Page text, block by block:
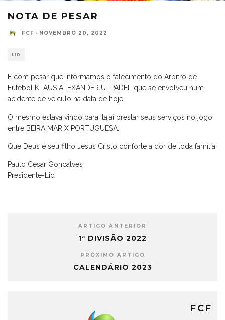
NOTA DE PESAR
FCF · NOVEMBRO 20, 2022
LID
E com pesar que informamos o falecimento do Arbitro de
Futebol KLAUS ALEXANDER UTPADEL que se envolveu num
acidente de veiculo na data de hoje.
O mesmo estava vindo para Itajaí prestar seus serviços no jogo
entre BEIRA MAR X PORTUGUESA.
Que Deus e seu filho Jesus Cristo conforte a dor de toda família.
Paulo Cesar Goncalves
Presidente-Lid
ARTIGO ANTERIOR
1ª DIVISÃO 2022
PRÓXIMO ARTIGO
CALENDÁRIO 2023
FCF